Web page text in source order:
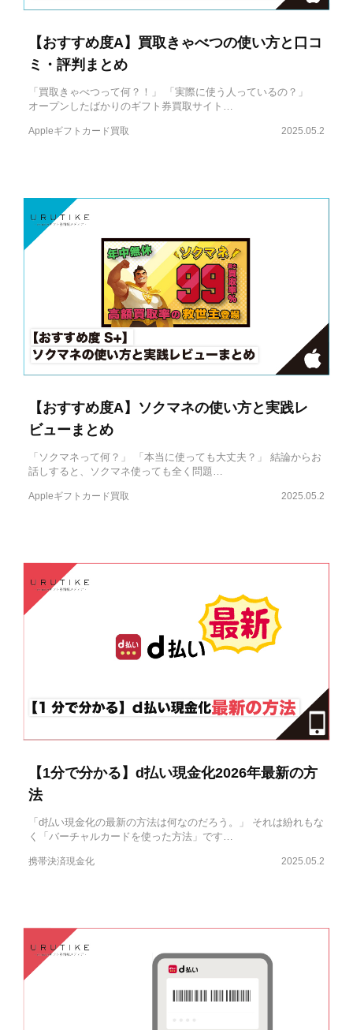
【おすすめ度A】買取きゃべつの使い方と口コ
ミ・評判まとめ
「買取きゃべつって何？！」 「実際に使う人っているの？」
オープンしたばかりのギフト券買取サイト…
2025.05.2
Appleギフトカード買取
【おすすめ度A】ソクマネの使い方と実践レ
ビューまとめ
「ソクマネって何？」 「本当に使っても大丈夫？」 結論からお
話しすると、ソクマネ使っても全く問題…
2025.05.2
Appleギフトカード買取
【1分で分かる】d払い現金化2026年最新の方
法
「d払い現金化の最新の方法は何なのだろう。」 それは紛れもな
く「バーチャルカードを使った方法」です…
2025.05.2
携帯決済現金化